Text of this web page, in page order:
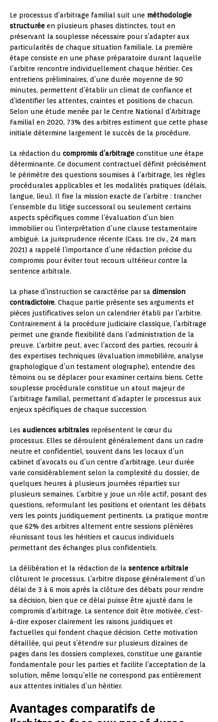
Le processus d’arbitrage familial suit une méthodologie
structurée en plusieurs phases distinctes, tout en
préservant la souplesse nécessaire pour s’adapter aux
particularités de chaque situation familiale. La première
étape consiste en une phase préparatoire durant laquelle
l’arbitre rencontre individuellement chaque héritier. Ces
entretiens préliminaires, d’une durée moyenne de 90
minutes, permettent d’établir un climat de confiance et
d’identifier les attentes, craintes et positions de chacun.
Selon une étude menée par le Centre National d’Arbitrage
Familial en 2020, 73% des arbitres estiment que cette phase
initiale détermine largement le succès de la procédure.
La rédaction du compromis d’arbitrage constitue une étape
déterminante. Ce document contractuel définit précisément
le périmètre des questions soumises à l’arbitrage, les règles
procédurales applicables et les modalités pratiques (délais,
langue, lieu). Il fixe la mission exacte de l’arbitre : trancher
l’ensemble du litige successoral ou seulement certains
aspects spécifiques comme l’évaluation d’un bien
immobilier ou l’interprétation d’une clause testamentaire
ambiguë. La jurisprudence récente (Cass. 1re civ., 24 mars
2021) a rappelé l’importance d’une rédaction précise du
compromis pour éviter tout recours ultérieur contre la
sentence arbitrale.
La phase d’instruction se caractérise par sa dimension
contradictoire. Chaque partie présente ses arguments et
pièces justificatives selon un calendrier établi par l’arbitre.
Contrairement à la procédure judiciaire classique, l’arbitrage
permet une grande flexibilité dans l’administration de la
preuve. L’arbitre peut, avec l’accord des parties, recourir à
des expertises techniques (évaluation immobilière, analyse
graphologique d’un testament olographe), entendre des
témoins ou se déplacer pour examiner certains biens. Cette
souplesse procédurale constitue un atout majeur de
l’arbitrage familial, permettant d’adapter le processus aux
enjeux spécifiques de chaque succession.
Les audiences arbitrales représentent le cœur du
processus. Elles se déroulent généralement dans un cadre
neutre et confidentiel, souvent dans les locaux d’un
cabinet d’avocats ou d’un centre d’arbitrage. Leur durée
varie considérablement selon la complexité du dossier, de
quelques heures à plusieurs journées réparties sur
plusieurs semaines. L’arbitre y joue un rôle actif, posant des
questions, reformulant les positions et orientant les débats
vers les points juridiquement pertinents. La pratique montre
que 62% des arbitres alternent entre sessions plénières
réunissant tous les héritiers et caucus individuels
permettant des échanges plus confidentiels.
La délibération et la rédaction de la sentence arbitrale
clôturent le processus. L’arbitre dispose généralement d’un
délai de 3 à 6 mois après la clôture des débats pour rendre
sa décision, bien que ce délai puisse être ajusté dans le
compromis d’arbitrage. La sentence doit être motivée, c’est-
à-dire exposer clairement les raisons juridiques et
factuelles qui fondent chaque décision. Cette motivation
détaillée, qui peut s’étendre sur plusieurs dizaines de
pages dans les dossiers complexes, constitue une garantie
fondamentale pour les parties et facilite l’acceptation de la
solution, même lorsqu’elle ne correspond pas entièrement
aux attentes initiales d’un héritier.
Avantages comparatifs de